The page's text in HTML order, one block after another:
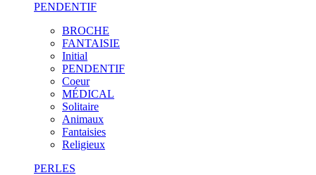
PENDENTIF
BROCHE
FANTAISIE
Initial
PENDENTIF
Coeur
MÉDICAL
Solitaire
Animaux
Fantaisies
Religieux
PERLES